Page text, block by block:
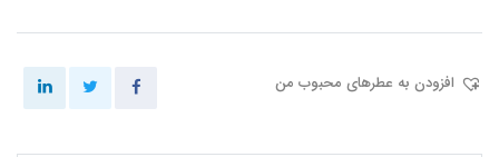
افزودن به عطرهای محبوب من